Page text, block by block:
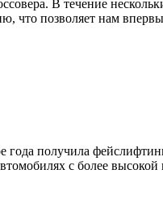
В течение
позволяет нам
получила
с более